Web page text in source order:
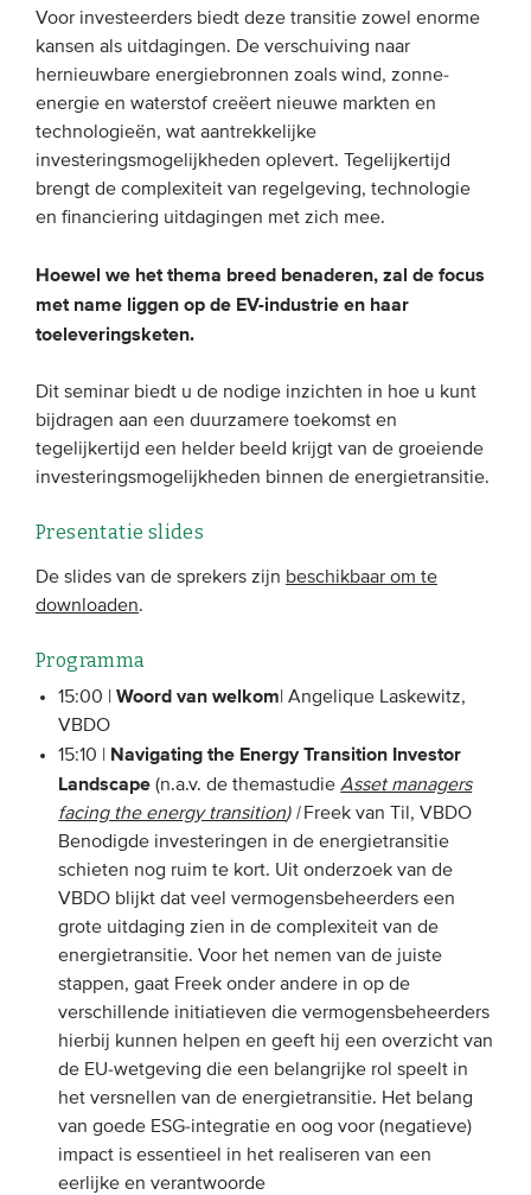
Publicaties
Webinars
Podcasts
Video’s
Bestuur
Partners & netwerken
WAT WE DOEN
Engagement
Voor investeerders biedt deze transitie zowel enorme
kansen als uitdagingen. De verschuiving naar
hernieuwbare energiebronnen zoals wind, zonne-
energie en waterstof creëert nieuwe markten en
technologieën, wat aantrekkelijke
investeringsmogelijkheden oplevert. Tegelijkertijd
brengt de complexiteit van regelgeving, technologie
en financiering uitdagingen met zich mee.
Hoewel we het thema breed benaderen, zal de focus
met name liggen op de EV-industrie en haar
toeleveringsketen.
Dit seminar biedt u de nodige inzichten in hoe u kunt
bijdragen aan een duurzamere toekomst en
tegelijkertijd een helder beeld krijgt van de groeiende
investeringsmogelijkheden binnen de energietransitie.
Presentatie slides
De slides van de sprekers zijn beschikbaar om te
downloaden.
Programma
15:00 |Woord van welkom | Angelique Laskewitz,
VBDO
15:10 |
Navigating the Energy Transition Investor
Landscape (n.a.v. de themastudieAsset managers
facing the energy transition) | Freek van Til, VBDO
Benodigde investeringen in de energietransitie
schieten nog ruim te kort. Uit onderzoek van de
VBDO blijkt dat veel vermogensbeheerders een
grote uitdaging zien in de complexiteit van de
energietransitie. Voor het nemen van de juiste
stappen, gaat Freek onder andere in op de
verschillende initiatieven die vermogensbeheerders
hierbij kunnen helpenen geeft hij een overzicht van
de EU-wetgeving die een belangrijke rol speelt in
het versnellen van de energietransitie. Het belang
van goede ESG-integratie en oog voor (negatieve)
impact is essentieel in het realiseren van een
eerlijke en verantwoorde